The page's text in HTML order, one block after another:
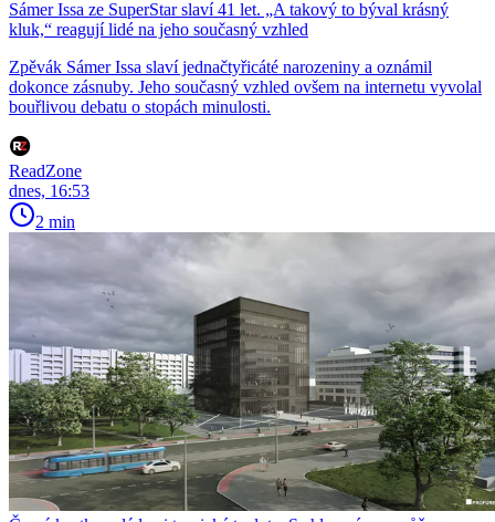
Sámer Issa ze SuperStar slaví 41 let. „A takový to býval krásný
kluk,“ reagují lidé na jeho současný vzhled
Zpěvák Sámer Issa slaví jednačtyřicáté narozeniny a oznámil
dokonce zásnuby. Jeho současný vzhled ovšem na internetu vyvolal
bouřlivou debatu o stopách minulosti.
ReadZone
dnes, 16:53
2 min